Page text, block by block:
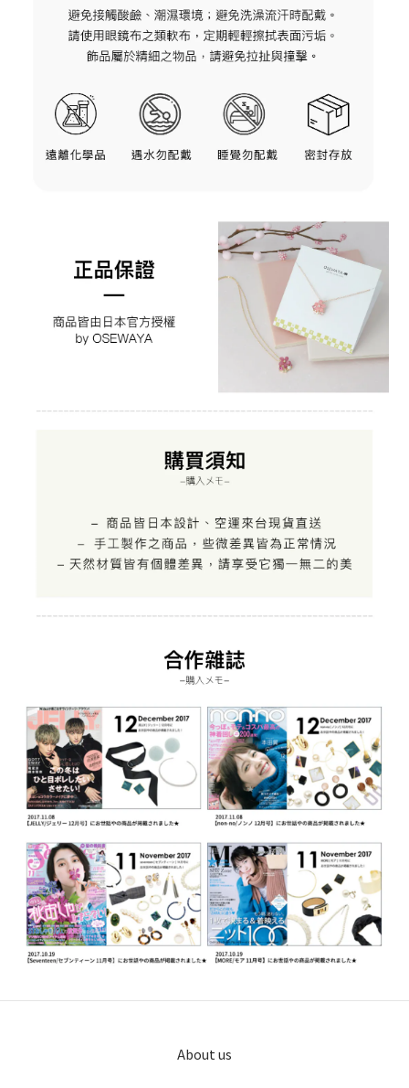
About us